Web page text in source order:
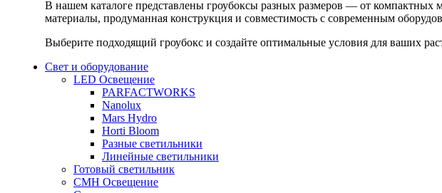
В нашем каталоге представлены гроубоксы разных размеров — от
материалы, продуманная конструкция и совместимость с современным
Выберите подходящий гроубокс и создайте оптимальные условия для ваших
Свет и оборудование
LED Освещение
PARFACTWORKS
Nanolux
Mars Hydro
Horti Bloom
Разные светильники
Линейные светильники
Готовый светильник
CMH Освещение